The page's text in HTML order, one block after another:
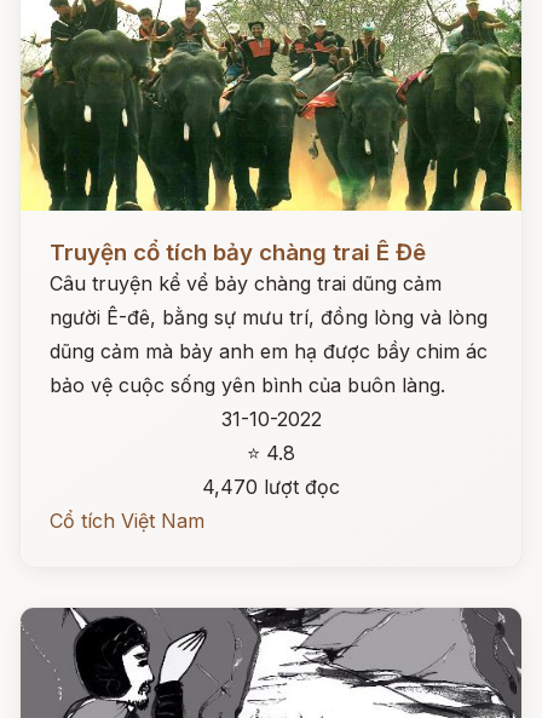
Truyện cổ tích bảy chàng trai Ê Đê
Câu truyện kể vể bảy chàng trai dũng cảm
người Ê-đê, bằng sự mưu trí, đồng lòng và lòng
dũng cảm mà bảy anh em hạ được bầy chim ác
bảo vệ cuộc sống yên bình của buôn làng.
31-10-2022
⭐ 4.8
4,470 lượt đọc
Cổ tích Việt Nam